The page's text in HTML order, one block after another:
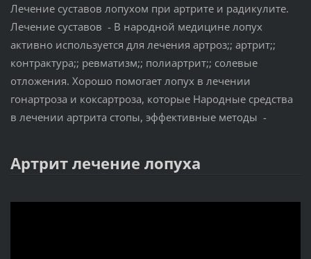
Лечение суставов лопухом при артрите и радикулите.
Лечение суставов - В народной медицине лопух
активно используется для лечения артроз;; артрит;;
контрактура;; ревматизм;; полиартрит;; солевые
отложения. Хорошо помогает лопух в лечении
гонартроза и коксартроза, которые Народные средства
в лечении артрита стопы, эффективные методы -
Артрит лечение лопуха